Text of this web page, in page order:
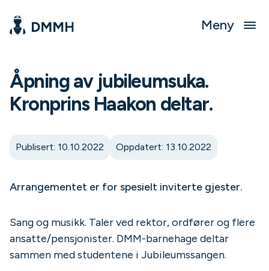
Meny
Åpning av jubileumsuka.
Kronprins Haakon deltar.
Publisert: 10.10.2022 Oppdatert: 13.10.2022
Arrangementet er for spesielt inviterte gjester.
Sang og musikk. Taler ved rektor, ordfører og flere
ansatte/pensjonister. DMM-barnehage deltar
sammen med studentene i Jubileumssangen.